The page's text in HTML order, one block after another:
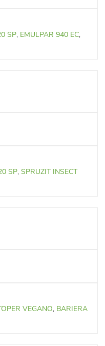
SP, EMULPAR 940 EC,
SP, SPRUZIT INSECT
VEGANO, BARIERA